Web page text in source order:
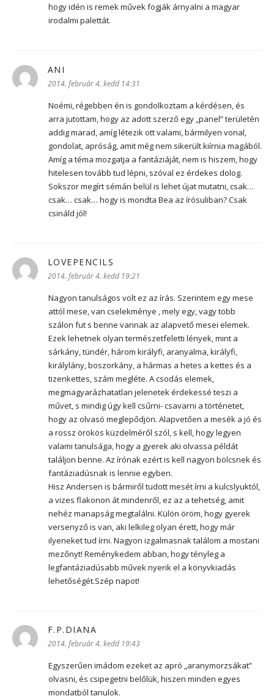
hogy idén is remek művek fogják árnyalni a magyar
irodalmi palettát.
ANI
2014. február 4. kedd 14:31
Noémi, régebben én is gondolkoztam a kérdésen, és
arra jutottam, hogy az adott szerző egy „panel” területén
addig marad, amíg létezik ott valami, bármilyen vonal,
gondolat, apróság, amit még nem sikerült kiírnia magából.
Amíg a téma mozgatja a fantáziáját, nem is hiszem, hogy
hitelesen tovább tud lépni, szóval ez érdekes dolog.
Sokszor megírt sémán belül is lehet újat mutatni, csak…
csak… csak… hogy is mondta Bea az írósuliban? Csak
csináld jól!
LOVEPENCILS
2014. február 4. kedd 19:21
Nagyon tanulságos volt ez az írás. Szerintem egy mese
attól mese, van cselekménye , mely egy, vagy több
szálon fut s benne vannak az alapvető mesei elemek.
Ezek lehetnek olyan természetfeletti lények, mint a
sárkány, tündér, három királyfi, aranyalma, királyfi,
királylány, boszorkány, a hármas a hetes a kettes és a
tizenkettes, szám megléte. A csodás elemek,
megmagyarázhatatlan jelenetek érdekessé teszi a
művet, s mindig úgy kell csűrni- csavarni a történetet,
hogy az olvasó meglepődjön. Alapvetően a mesék a jó és
a rossz örökös küzdelméről szól, s kell, hogy legyen
valami tanulsága, hogy a gyerek aki olvassa példát
találjon benne. Az írónak ezért is kell nagyon bölcsnek és
fantáziadúsnak is lennie egyben.
Hisz Andersen is bármiről tudott mesét írni a kulcslyuktól,
a vizes flakonon át mindenről, ez az a tehetség, amit
nehéz manapság megtalálni. Külön öröm, hogy gyerek
versenyző is van, aki lelkileg olyan érett, hogy már
ilyeneket tud írni. Nagyon izgalmasnak találom a mostani
mezőnyt! Reménykedem abban, hogy tényleg a
legfantáziadúsabb művek nyerik el a könyvkiadás
lehetőségét.Szép napot!
F.P.DIANA
2014. február 4. kedd 19:43
Egyszerűen imádom ezeket az apró „aranymorzsákat”
olvasni, és csipegetni belőlük, hiszen minden egyes
mondatból tanulok.